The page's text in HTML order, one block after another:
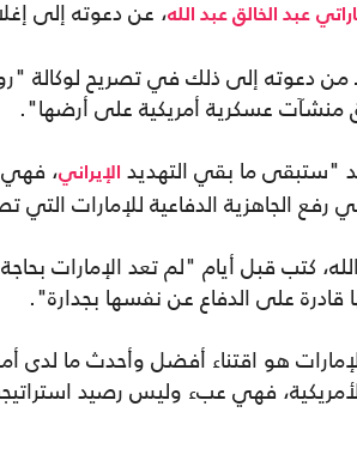
عبد الخالق عبد الله، عن دعوته إلى
من دعوته إلى ذلك في تصريح لوكالة
منشآت عسكرية أمريكية على أرضها".
"ستبقى ما بقي التهديد
الإيراني، فهي
رفع الجاهزية الدفاعية للإمارات
كتب قبل أيام "لم تعد الإمارات
قادرة على الدفاع عن نفسها بجدارة".
هو اقتناء أفضل وأحدث ما لدى
فهي عبء وليس رصيد